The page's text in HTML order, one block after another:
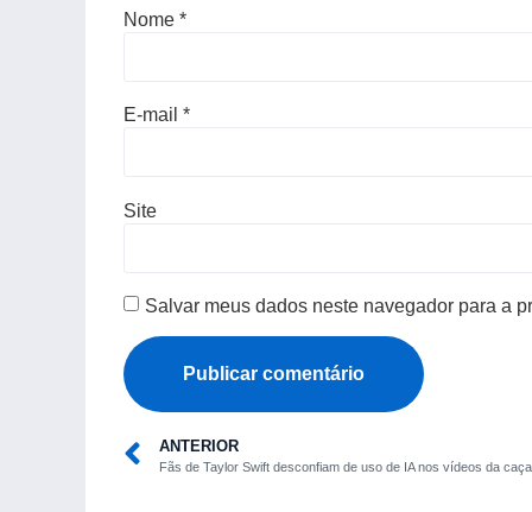
Nome *
E-mail *
Site
Salvar meus dados neste navegador para a
ANTERIOR